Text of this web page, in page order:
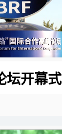
坛开幕